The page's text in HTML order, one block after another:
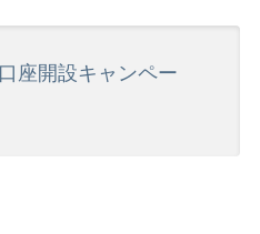
座開設キャンペー